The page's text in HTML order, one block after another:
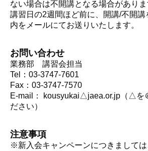
ない場合は不開講となる場合がありま
講習日の2週間ほど前に、開講/不開
内をメールにてお送りいたします。
お問い合わせ
業務部 講習会担当
Tel：03-3747-7601
Fax：03-3747-7570
E-mail： kousyukai△jaea.or.jp（△を
ださい）
注意事項
※新入会キャンペーンにつきまして